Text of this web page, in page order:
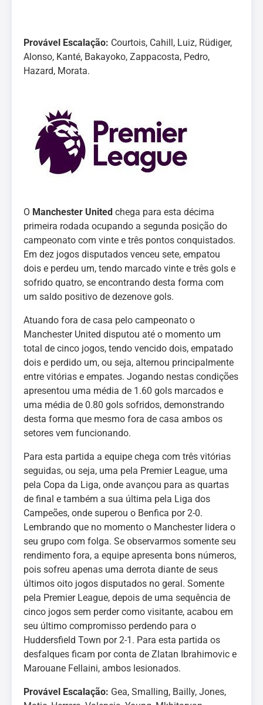
Provável Escalação: Courtois, Cahill, Luiz, Rüdiger,
Alonso, Kanté, Bakayoko, Zappacosta, Pedro,
Hazard, Morata.
O Manchester United chega para esta décima
primeira rodada ocupando a segunda posição do
campeonato com vinte e três pontos conquistados.
Em dez jogos disputados venceu sete, empatou
dois e perdeu um, tendo marcado vinte e três gols e
sofrido quatro, se encontrando desta forma com
um saldo positivo de dezenove gols.
Atuando fora de casa pelo campeonato o
Manchester United disputou até o momento um
total de cinco jogos, tendo vencido dois, empatado
dois e perdido um, ou seja, alternou principalmente
entre vitórias e empates. Jogando nestas condições
apresentou uma média de 1.60 gols marcados e
uma média de 0.80 gols sofridos, demonstrando
desta forma que mesmo fora de casa ambos os
setores vem funcionando.
Para esta partida a equipe chega com três vitórias
seguidas, ou seja, uma pela Premier League, uma
pela Copa da Liga, onde avançou para as quartas
de final e também a sua última pela Liga dos
Campeões, onde superou o Benfica por 2-0.
Lembrando que no momento o Manchester lidera o
seu grupo com folga. Se observarmos somente seu
rendimento fora, a equipe apresenta bons números,
pois sofreu apenas uma derrota diante de seus
últimos oito jogos disputados no geral. Somente
pela Premier League, depois de uma sequência de
cinco jogos sem perder como visitante, acabou em
seu último compromisso perdendo para o
Huddersfield Town por 2-1. Para esta partida os
desfalques ficam por conta de Zlatan Ibrahimovic e
Marouane Fellaini, ambos lesionados.
Provável Escalação: Gea, Smalling, Bailly, Jones,